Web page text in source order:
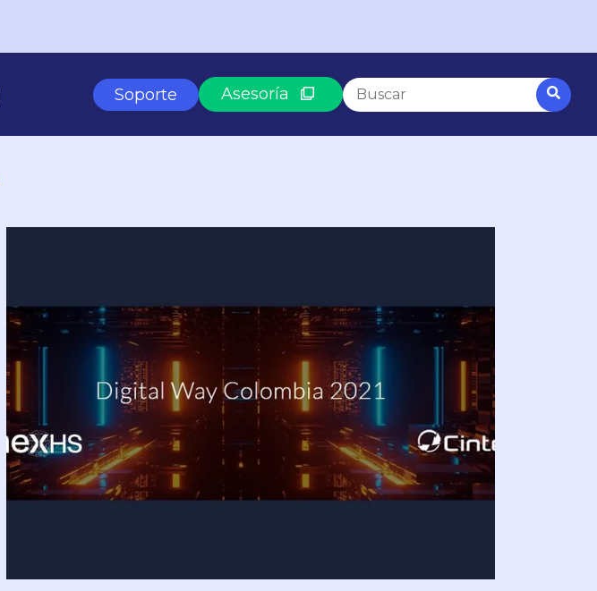
Clínicas y centros con
Redes de clínicas y
Soporte Asesoría Esto es un campo de búsqueda con una